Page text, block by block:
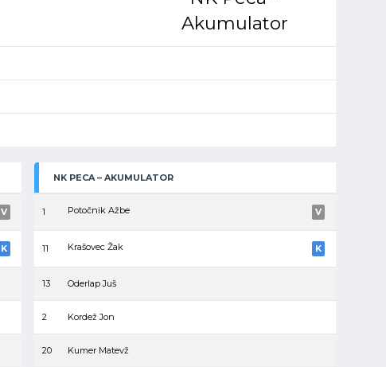
Akumulator
V
K
NK PECA – AKUMULATOR
1 Potočnik Ažbe V
11 Krašovec Žak K
13 Oderlap Juš
2 Kordež Jon
20 Kumer Matevž